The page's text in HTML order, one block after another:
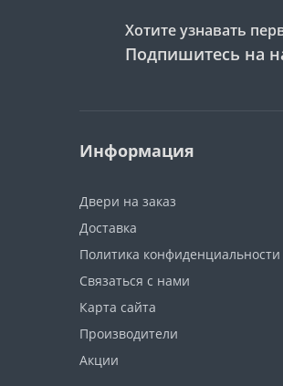
Хотите узнавать
Подпишитесь на
Информация
Двери на заказ
Доставка
Политика конфиденциальности
Связаться с нами
Карта сайта
Производители
Акции